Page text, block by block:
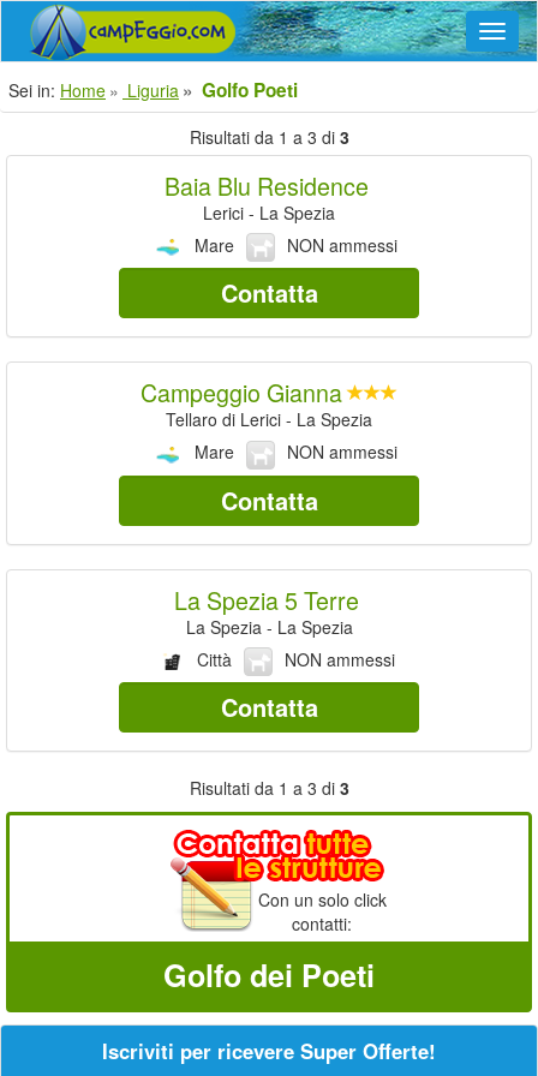
Sei in: Home Liguria Golfo Poeti
Risultati da 1 a 3 di 3
Baia Blu Residence
Lerici - La Spezia
Mare
NON ammessi
Contatta
Campeggio Gianna
Tellaro di Lerici - La Spezia
Mare
NON ammessi
Contatta
La Spezia 5 Terre
La Spezia - La Spezia
Città
NON ammessi
Contatta
Risultati da 1 a 3 di 3
Con un solo click
contatti:
Golfo dei Poeti
Iscriviti per ricevere Super Offerte!